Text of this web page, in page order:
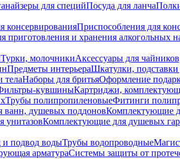
для специйПосуда для ланча
консервированияПриспособления для
приготовления и хранения алкогольных
Турки, молочникиАксессуары для
Предметы интерьераШкатулки,
телаНаборы для бритьяОформление
кувшиныКартриджи,
Трубы полипропиленовыеФитинги
ванн, душевых поддоновКомплектующие
унитазовКомплектующие для душевых
и подвод водыТрубы водопроводные
арматураСистемы защиты от